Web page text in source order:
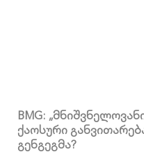
BMG:
ქაოსური
გენგეგმა?